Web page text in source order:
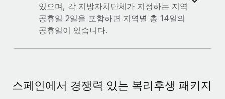
자세히 알아보기
있으며, 각 지방자치단체가 지정하는 지역
공휴일 2일을 포함하면 지역별 총 14일의
공휴일이 있습니다.
스페인에서 경쟁력 있는 복리후생 패키지